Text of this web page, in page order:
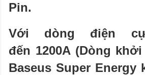
Pin.
Với dòng điện
đến 1200A (Dòng
Baseus Super Energy